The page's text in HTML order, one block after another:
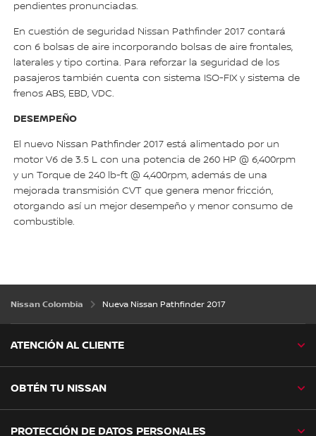
pendientes pronunciadas.
En cuestión de seguridad Nissan Pathfinder 2017 contará
con 6 bolsas de aire incorporando bolsas de aire frontales,
laterales y tipo cortina. Para reforzar la seguridad de los
pasajeros también cuenta con sistema ISO-FIX y sistema de
frenos ABS, EBD, VDC.
DESEMPEÑO
El nuevo Nissan Pathfinder 2017 está alimentado por un
motor V6 de 3.5 L con una potencia de 260 HP @ 6,400rpm
y un Torque de 240 lb-ft @ 4,400rpm, además de una
mejorada transmisión CVT que genera menor fricción,
otorgando así un mejor desempeño y menor consumo de
combustible.
Nissan Colombia Nueva Nissan Pathfinder 2017
ATENCIÓN AL CLIENTE
OBTÉN TU NISSAN
PROTECCIÓN DE DATOS PERSONALES